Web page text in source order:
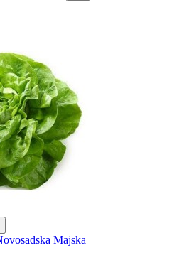
Majska